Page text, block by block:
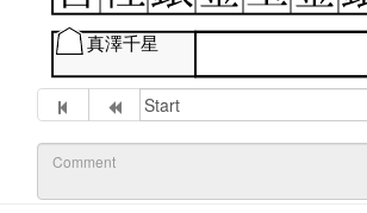
真澤千星